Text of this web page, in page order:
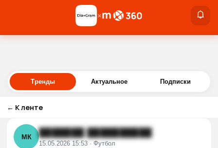
Войти
×
Тренды Актуальное Подписки
← К ленте
МК ███████ ██████████
15.05.2026 15:53 · Футбол